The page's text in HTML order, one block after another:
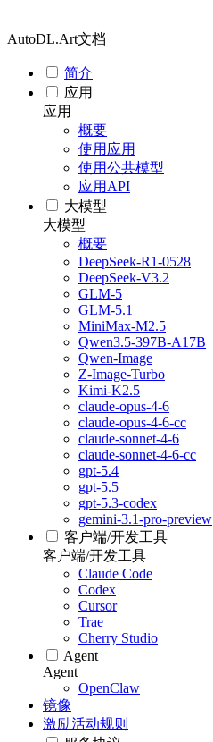
AutoDL.Art文档
简介
应用
应用
概要
使用应用
使用公共模型
应用API
大模型
大模型
概要
DeepSeek-R1-0528
DeepSeek-V3.2
GLM-5
GLM-5.1
MiniMax-M2.5
Qwen3.5-397B-A17B
Qwen-Image
Z-Image-Turbo
Kimi-K2.5
claude-opus-4-6
claude-opus-4-6-cc
claude-sonnet-4-6
claude-sonnet-4-6-cc
gpt-5.4
gpt-5.5
gpt-5.3-codex
gemini-3.1-pro-preview
客户端/开发工具
客户端/开发工具
Claude Code
Codex
Cursor
Trae
Cherry Studio
Agent
Agent
OpenClaw
镜像
激励活动规则